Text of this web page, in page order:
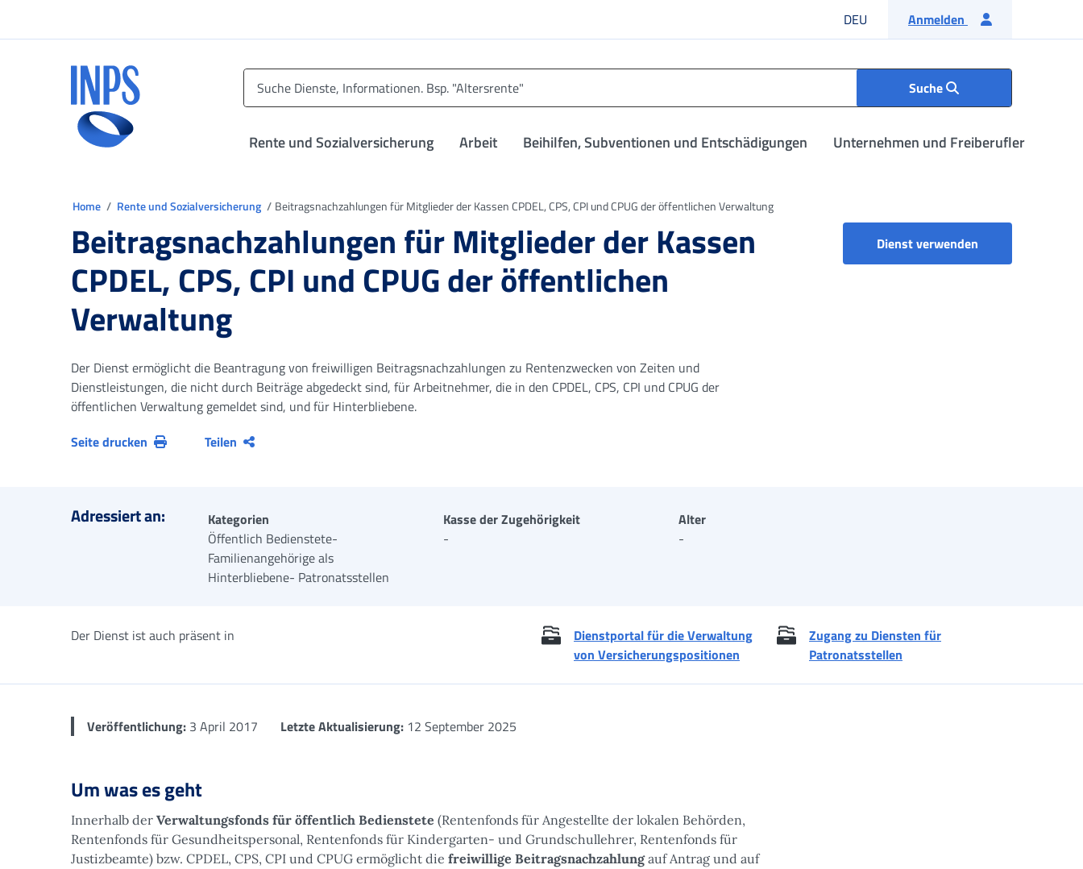
DEU Deutsche Sprache
Anmelden
Suche
Rente und Sozialversicherung Arbeit Beihilfen, Subventionen und Entschädigungen Unternehmen und Freiberufler
Home Rente und Sozialversicherung Beitragsnachzahlungen für Mitglieder der Kassen CPDEL, CPS, CPI und CPUG der öffentlichen Verwaltung
Beitragsnachzahlungen für Mitglieder der Kassen
CPDEL, CPS, CPI und CPUG der öffentlichen
Verwaltung
Dienst verwenden
Der Dienst ermöglicht die Beantragung von freiwilligen Beitragsnachzahlungen zu Rentenzwecken von Zeiten und
Dienstleistungen, die nicht durch Beiträge abgedeckt sind, für Arbeitnehmer, die in den CPDEL, CPS, CPI und CPUG der
öffentlichen Verwaltung gemeldet sind, und für Hinterbliebene.
Seite drucken
Teilen
Adressiert an:
Kategorien
Öffentlich Bedienstete-
Familienangehörige als
Hinterbliebene- Patronatsstellen
Kasse der Zugehörigkeit
-
Alter
-
Der Dienst ist auch präsent in
Dienstportal für die Verwaltung
von Versicherungspositionen
Zugang zu Diensten für
Patronatsstellen
Veröffentlichung: 3 April 2017 Letzte Aktualisierung: 12 September 2025
Um was es geht
Innerhalb der Verwaltungsfonds für öffentlich Bedienstete (Rentenfonds für Angestellte der lokalen Behörden,
Rentenfonds für Gesundheitspersonal, Rentenfonds für Kindergarten- und Grundschullehrer, Rentenfonds für
Justizbeamte) bzw. CPDEL, CPS, CPI und CPUG ermöglicht die freiwillige Beitragsnachzahlungauf Antrag und auf